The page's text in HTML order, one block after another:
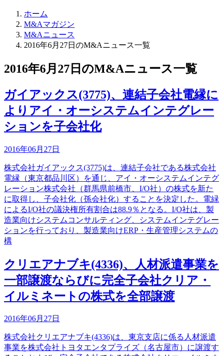
ホーム
M&Aマガジン
M&Aニュース
2016年6月27日のM&Aニュース一覧
2016年6月27日のM&Aニュース一覧
ガイアックス(3775)、連結子会社電縁に
よりアイ・オーシステムインテグレー
ションを子会社化
2016年06月27日
株式会社ガイアックス(3775)は、連結子会社である株式会社
電縁（東京都品川区）を通じ、アイ・オーシステムインテグ
レーション株式会社（群馬県前橋市、I/O社）の株式を新た
に取得し、子会社化（孫会社化）することを決定した。電緑
によるI/O社の議決権所有割合は88.9％となる。I/O社は、製
造業向けシステムコンサルティング、システムインテグレー
ションを行っており、製造業向けERP・生産管理システムの
構
クリエアナブキ(4336)、人材派遣事業を
一部譲渡ならびに完全子会社クリア・
イルミネートの株式を全部譲渡
2016年06月27日
株式会社クリエアナブキ(4336)は、東京支店に係る人材派遣
事業を株式会社トヨタエンタプライズ（名古屋市）に譲渡す